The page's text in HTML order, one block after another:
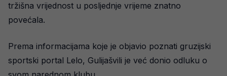
tržišna vrijednost u posljednje vrijeme znatno
povećala.
Prema informacijama koje je objavio poznati gruzijski
sportski portal Lelo, Gulijašvili je već donio odluku o